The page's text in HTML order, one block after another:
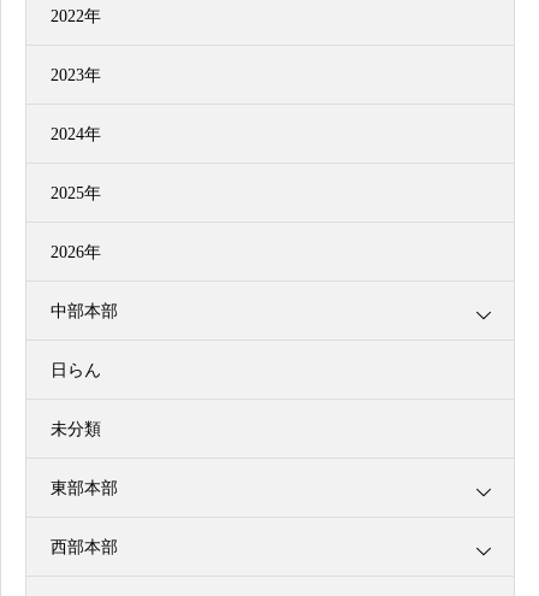
2022年
2023年
2024年
2025年
2026年
中部本部
日らん
未分類
東部本部
西部本部